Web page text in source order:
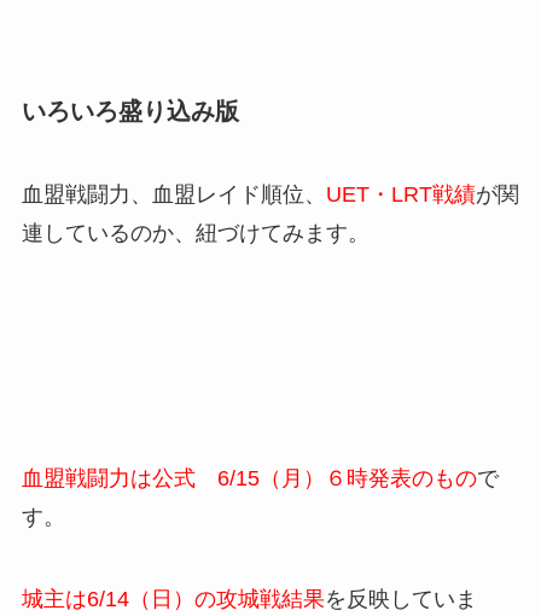
いろいろ盛り込み版
血盟戦闘力、血盟レイド順位、 UET・LRT戦績が関
連しているのか、紐づけてみます。
血盟戦闘力は公式 6/15（月）６時発表のもので
す。
城主は6/14（日）の攻城戦結果を反映していま